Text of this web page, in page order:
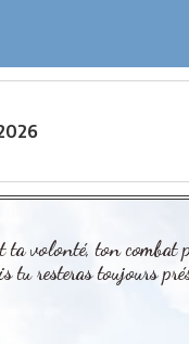
volonté, ton combat
tu resteras toujours